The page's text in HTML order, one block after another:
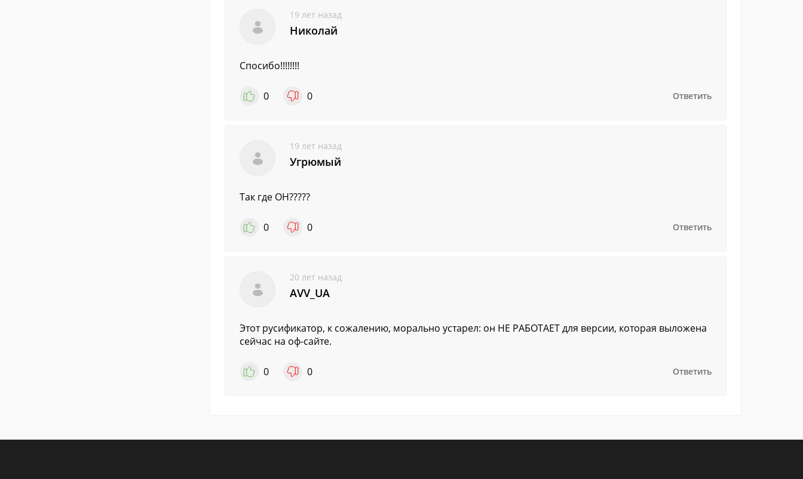
19 лет назад
Николай
Спосибо!!!!!!!!
0 0 Ответить
19 лет назад
Угрюмый
Так где ОН?????
0 0 Ответить
20 лет назад
AVV_UA
Этот русификатор, к сожалению, морально устарел: он НЕ РАБОТАЕТ для версии, которая выложена
сейчас на оф-сайте.
0 0 Ответить